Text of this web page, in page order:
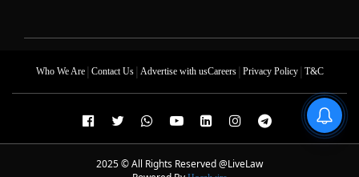
Who We Are| Contact Us| Advertise with usCareers| Privacy Policy| T&C
2025 © All Rights Reserved @LiveLaw